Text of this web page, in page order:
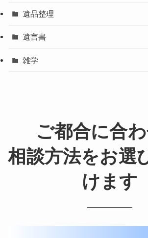
遺品整理
遺言書
雑学
ご都合に合
相談方法をお選
けます